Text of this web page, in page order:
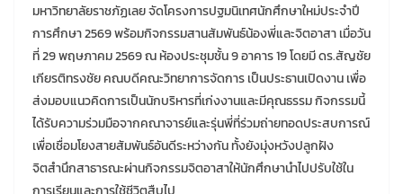
มหาวิทยาลัยราชภัฏเลย จัดโครงการปฐมนิเทศนักศึกษาใหม่ประจำปี
การศึกษา 2569 พร้อมกิจกรรมสานสัมพันธ์น้องพี่และจิตอาสา เมื่อวัน
ที่ 29 พฤษภาคม 2569 ณ ห้องประชุมชั้น 9 อาคาร 19 โดยมี ดร.สัญชัย
เกียรติทรงชัย คณบดีคณะวิทยาการจัดการ เป็นประธานเปิดงาน เพื่อ
ส่งมอบแนวคิดการเป็นนักบริหารที่เก่งงานและมีคุณธรรม กิจกรรมนี้
ได้รับความร่วมมือจากคณาจารย์และรุ่นพี่ที่ร่วมถ่ายทอดประสบการณ์
เพื่อเชื่อมโยงสายสัมพันธ์อันดีระหว่างกัน ทั้งยังมุ่งหวังปลูกฝัง
จิตสำนึกสาธารณะผ่านกิจกรรมจิตอาสาให้นักศึกษานำไปปรับใช้ใน